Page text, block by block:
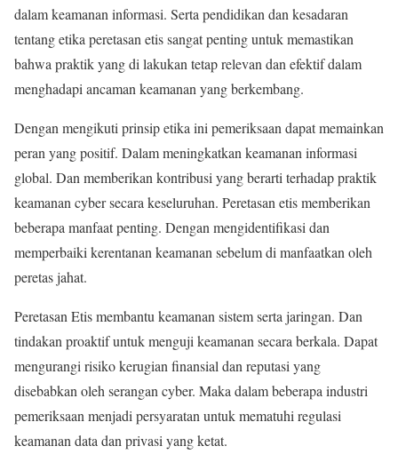
dalam keamanan informasi. Serta pendidikan dan kesadaran
tentang etika peretasan etis sangat penting untuk memastikan
bahwa praktik yang di lakukan tetap relevan dan efektif dalam
menghadapi ancaman keamanan yang berkembang.
Dengan mengikuti prinsip etika ini pemeriksaan dapat memainkan
peran yang positif. Dalam meningkatkan keamanan informasi
global. Dan memberikan kontribusi yang berarti terhadap praktik
keamanan cyber secara keseluruhan. Peretasan etis memberikan
beberapa manfaat penting. Dengan mengidentifikasi dan
memperbaiki kerentanan keamanan sebelum di manfaatkan oleh
peretas jahat.
Peretasan Etis membantu keamanan sistem serta jaringan. Dan
tindakan proaktif untuk menguji keamanan secara berkala. Dapat
mengurangi risiko kerugian finansial dan reputasi yang
disebabkan oleh serangan cyber. Maka dalam beberapa industri
pemeriksaan menjadi persyaratan untuk mematuhi regulasi
keamanan data dan privasi yang ketat.